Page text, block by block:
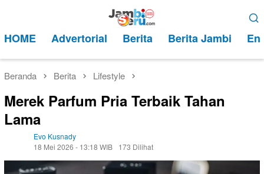
kontenMobile
HOME Advertorial Berita Berita Jambi
Beranda Berita Lifestyle
Merek Parfum Pria Terbaik Tahan
Lama
Evo Kusnady
18 Mei 2026 - 13:18 WIB
173 Dilihat